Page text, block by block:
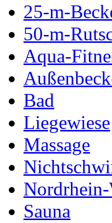
25-m-
50-m-
Aqua-
Bad
Liegewiese
Massage
Sauna